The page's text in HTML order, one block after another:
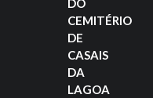
DO
CEMITÉRIO
DE
CASAIS
DA
LAGOA